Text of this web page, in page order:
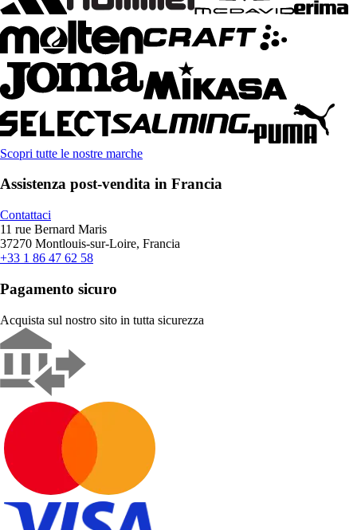
Scopri tutte le nostre marche
Assistenza post-vendita in Francia
Contattaci
11 rue Bernard Maris
37270 Montlouis-sur-Loire, Francia
+33 1 86 47 62 58
Pagamento sicuro
Acquista sul nostro sito in tutta sicurezza